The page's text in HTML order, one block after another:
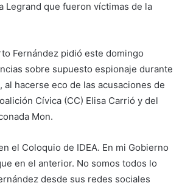
Legrand que fueron víctimas de la
Fernández pidió este domingo
sobre supuesto espionaje durante
al hacerse eco de las acusaciones de
Cívica (CC) Elisa Carrió y del
Mon.
el Coloquio de IDEA. En mi Gobierno
en el anterior. No somos todos lo
desde sus redes sociales